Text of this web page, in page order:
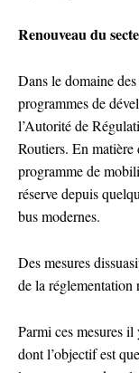
Renouveau du
Dans le domaine
programmes de
l’Autorité de
Routiers. En matière
programme de
réserve depuis
bus modernes.
Des mesures
de la réglementation
Parmi ces mesures
dont l’objectif est